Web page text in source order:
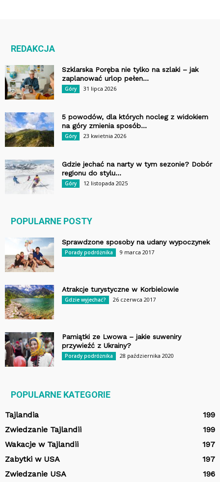
REDAKCJA
Szklarska Poręba nie tylko na szlaki – jak
zaplanować urlop pełen...
Góry 31 lipca 2026
5 powodów, dla których nocleg z widokiem
na góry zmienia sposób...
Góry 23 kwietnia 2026
Gdzie jechać na narty w tym sezonie? Dobór
regionu do stylu...
Góry 12 listopada 2025
POPULARNE POSTY
Sprawdzone sposoby na udany wypoczynek
Porady podróżnika 9 marca 2017
Atrakcje turystyczne w Korbielowie
Gdzie wyjechać? 26 czerwca 2017
Pamiątki ze Lwowa – jakie suweniry
przywieźć z Ukrainy?
Porady podróżnika 28 października 2020
POPULARNE KATEGORIE
Tajlandia
199
Zwiedzanie Tajlandii
199
Wakacje w Tajlandii
197
Zabytki w USA
197
Zwiedzanie USA
196